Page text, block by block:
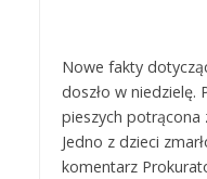
Nowe fakty
doszło w niedzielę.
pieszych potrącona
Jedno z dzieci
komentarz